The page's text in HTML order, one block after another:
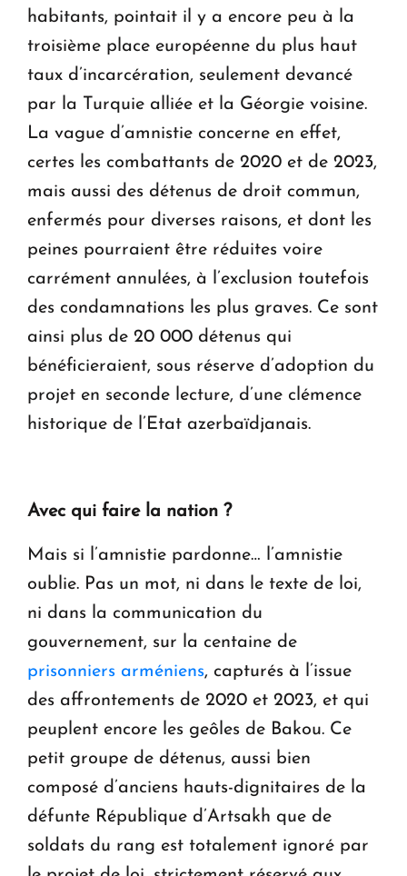
habitants, pointait il y a encore peu à la
troisième place européenne du plus haut
taux d’incarcération, seulement devancé
par la Turquie alliée et la Géorgie voisine.
La vague d’amnistie concerne en effet,
certes les combattants de 2020 et de 2023,
mais aussi des détenus de droit commun,
enfermés pour diverses raisons, et dont les
peines pourraient être réduites voire
carrément annulées, à l’exclusion toutefois
des condamnations les plus graves. Ce sont
ainsi plus de 20 000 détenus qui
bénéficieraient, sous réserve d’adoption du
projet en seconde lecture, d’une clémence
historique de l’Etat azerbaïdjanais.
Avec qui faire la nation ?
Mais si l’amnistie pardonne… l’amnistie
oublie. Pas un mot, ni dans le texte de loi,
ni dans la communication du
gouvernement, sur la centaine de
prisonniers arméniens, capturés à l’issue
des affrontements de 2020 et 2023, et qui
peuplent encore les geôles de Bakou. Ce
petit groupe de détenus, aussi bien
composé d’anciens hauts-dignitaires de la
défunte République d’Artsakh que de
soldats du rang est totalement ignoré par